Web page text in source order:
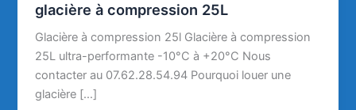
glacière à compression 25L
Glacière à compression 25l Glacière à compression
25L ultra-performante -10°C à +20°C Nous
contacter au 07.62.28.54.94 Pourquoi louer une
glacière […]